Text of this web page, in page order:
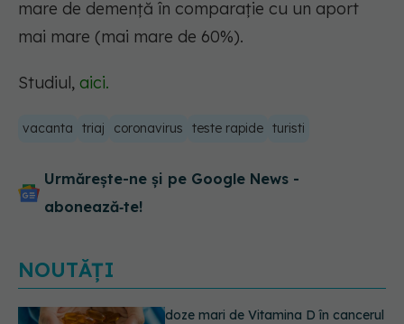
mare de demență în comparație cu un aport
mai mare (mai mare de 60%).
Studiul, aici.
vacanta triaj coronavirus teste rapide turisti
Urmărește-ne și pe Google News -
abonează‑te!
NOUTĂȚI